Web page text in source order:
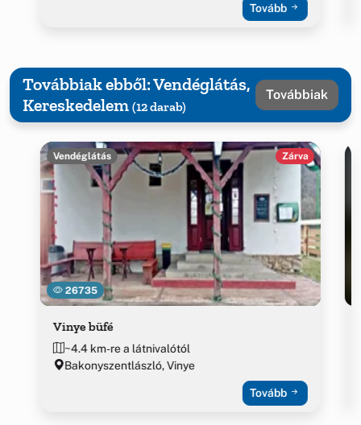
Tovább
Továbbiak ebből: Vendéglátás,
Kereskedelem (12 darab)
Továbbiak
26735
Vendéglátás Zárva
Vinye büfé
~4.4 km-re a látnivalótól
Bakonyszentlászló, Vinye
Tovább